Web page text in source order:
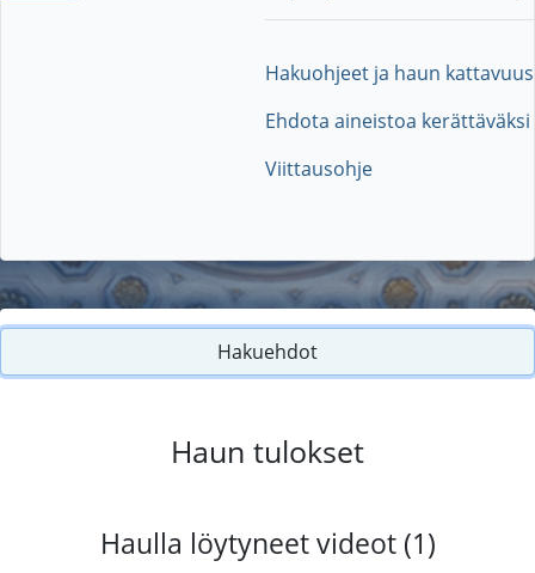
Hakuohjeet ja haun kattavuus
Ehdota aineistoa kerättäväksi
Viittausohje
Hakuehdot
Haun tulokset
Haulla löytyneet videot (1)